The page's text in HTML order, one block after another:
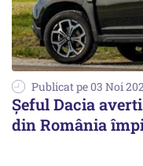
Publicat pe 03 Noi
Șeful Dacia
din România